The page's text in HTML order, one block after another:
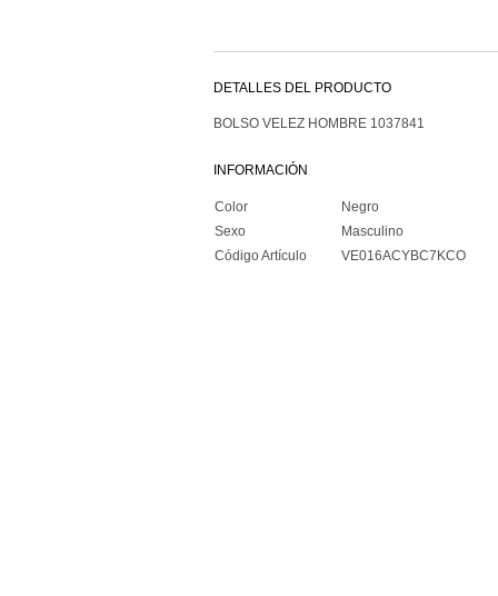
DETALLES DEL PRODUCTO
BOLSO VELEZ HOMBRE 1037841
INFORMACIÓN
Color
Negro
Sexo
Masculino
Código Artículo
VE016ACYBC7KCO